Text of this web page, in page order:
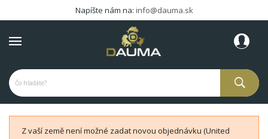
Napíšte nám na: info@dauma.sk
Z vaší země není možné zadat novou objednávku (United